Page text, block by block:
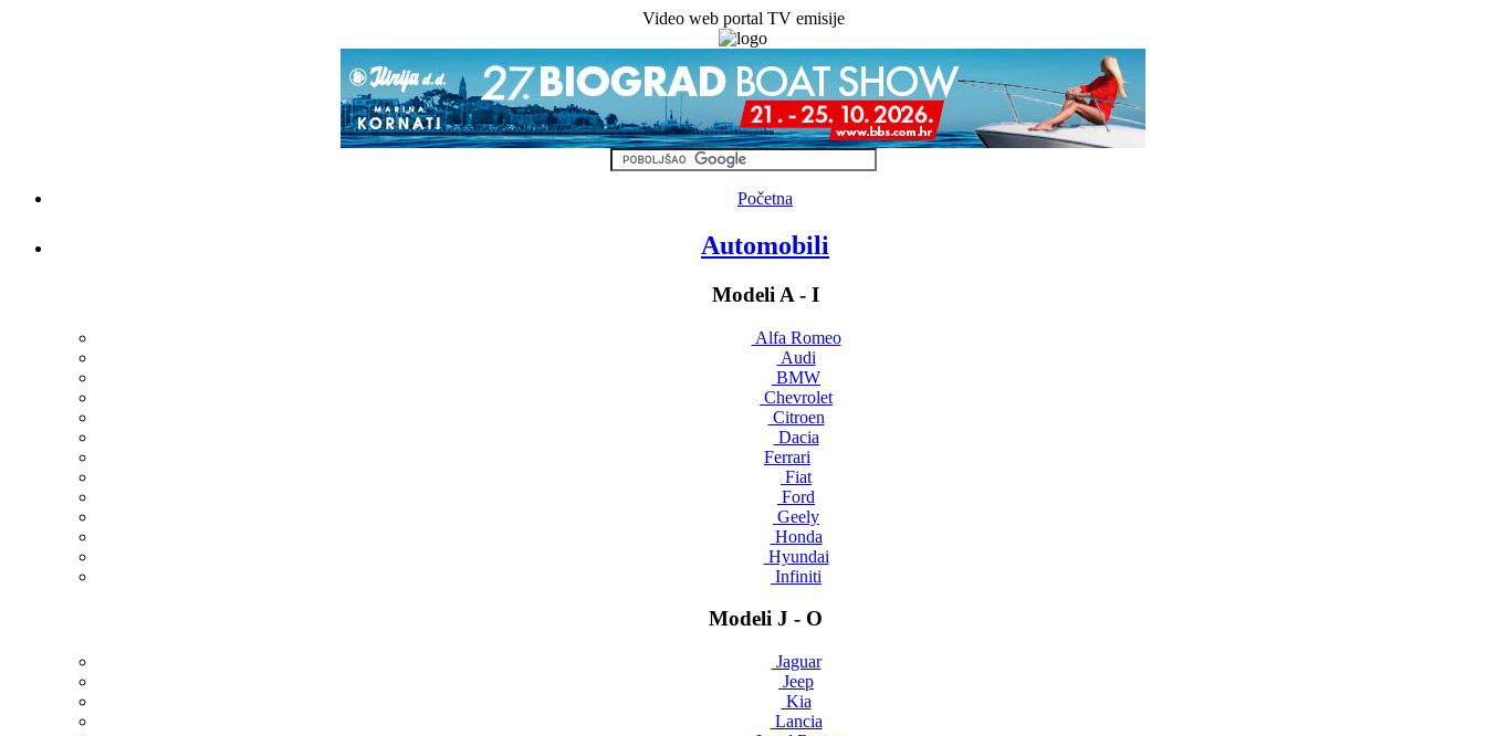
Video web portal TV emisije
Početna
Automobili
Modeli A - I
Alfa Romeo
Audi
BMW
Chevrolet
Citroen
Dacia
Ferrari
Fiat
Ford
Geely
Honda
Hyundai
Infiniti
Modeli J - O
Jaguar
Jeep
Kia
Lancia